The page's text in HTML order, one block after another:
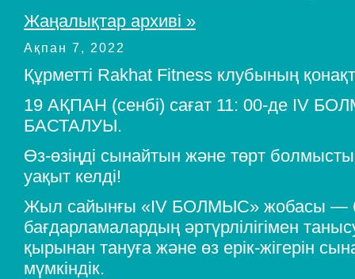
Жаңалықтар архиві »
Ақпан 7, 2022
Құрметті Rakhat Fitness клубының
19 АҚПАН (сенбі) сағат 11: 00-де IV
БАСТАЛУЫ.
Өз-өзіңді сынайтын және төрт
уақыт келді!
Жыл сайынғы «IV БОЛМЫС» жобасы —
бағдарламалардың әртүрлілігімен
қырынан тануға және өз ерік-жігерін
мүмкіндік.